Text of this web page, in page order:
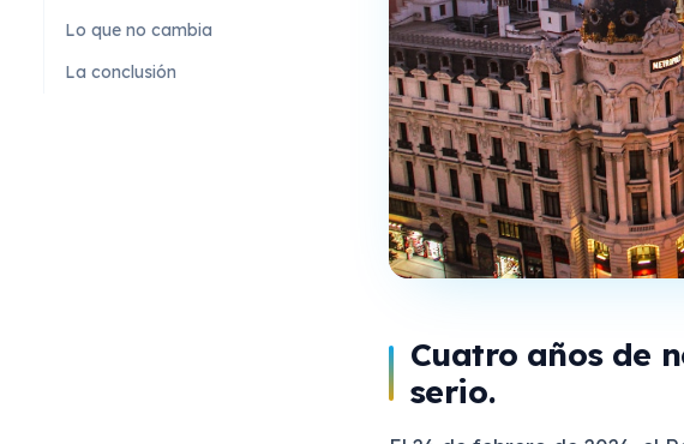
Lo que no cambia
La conclusión
Cuatro años de
serio.